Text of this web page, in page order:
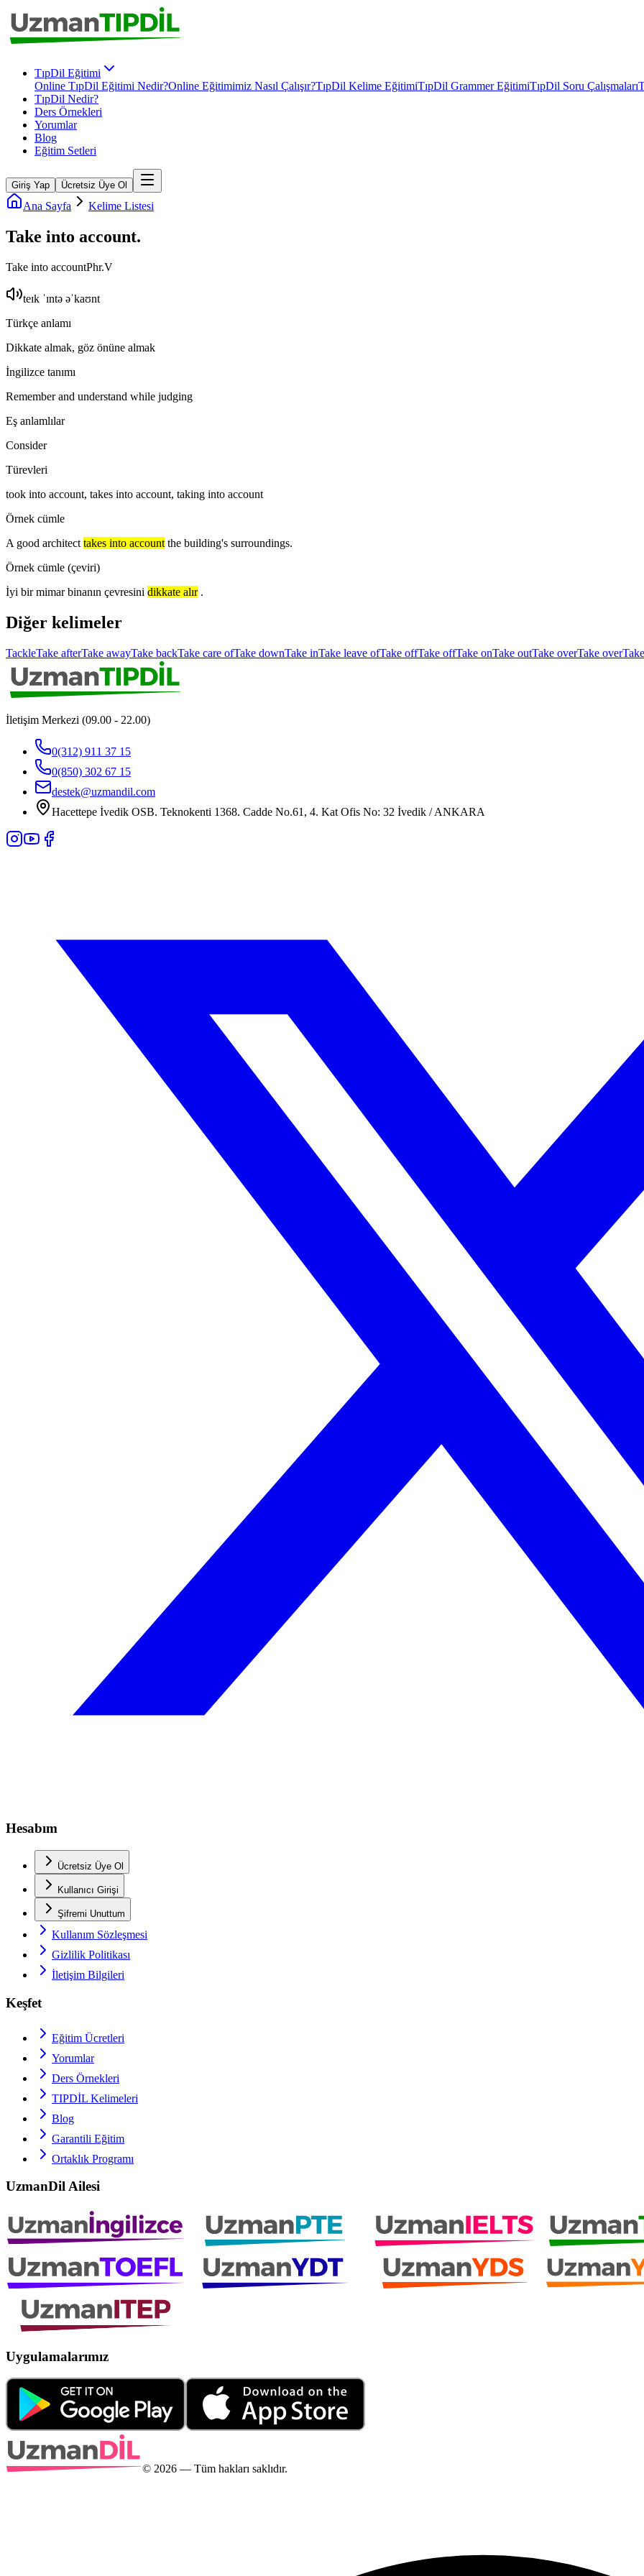
TıpDil Eğitimi
Online TıpDil Eğitimi Nedir?Online Eğitimimiz Nasıl Çalışır?TıpDil Kelime EğitimiTıpDil Grammer EğitimiTıpDil Soru Çalışmaları
TıpDil Nedir?
Ders Örnekleri
Yorumlar
Blog
Eğitim Setleri
Giriş Yap Ücretsiz Üye Ol
Ana Sayfa Kelime Listesi
Take into account.
Take into accountPhr.V
teɪk ˈɪntə əˈkaʊnt
Türkçe anlamı
Dikkate almak, göz önüne almak
İngilizce tanımı
Remember and understand while judging
Eş anlamlılar
Consider
Türevleri
took into account, takes into account, taking into account
Örnek cümle
A good architect takes into account the building's surroundings.
Örnek cümle (çeviri)
İyi bir mimar binanın çevresini dikkate alır .
Diğer kelimeler
TackleTake afterTake awayTake backTake care ofTake downTake inTake leave ofTake offTake offTake onTake outTake overTake over
İletişim Merkezi (09.00 - 22.00)
0(312) 911 37 15
0(850) 302 67 15
destek@uzmandil.com
Hacettepe İvedik OSB. Teknokenti 1368. Cadde No.61, 4. Kat Ofis No: 32 İvedik / ANKARA
Hesabım
Ücretsiz Üye Ol
Kullanıcı Girişi
Şifremi Unuttum
Kullanım Sözleşmesi
Gizlilik Politikası
İletişim Bilgileri
Keşfet
Eğitim Ücretleri
Yorumlar
Ders Örnekleri
TIPDİL Kelimeleri
Blog
Garantili Eğitim
Ortaklık Programı
UzmanDil Ailesi
Uygulamalarımız
© 2026 — Tüm hakları saklıdır.